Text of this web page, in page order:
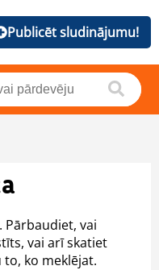
Publicēt sludinājumu!
Pārbaudiet, vai
vai arī skatiet
ko meklējat.